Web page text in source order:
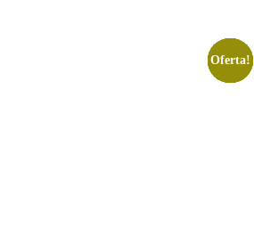
Oferta!
Oferta!
Oferta!
Oferta!
Oferta!
Oferta!
Oferta!
Oferta!